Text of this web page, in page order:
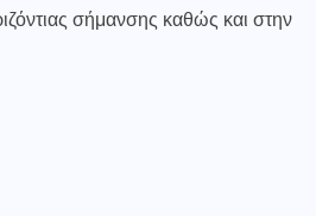
σήμανσης καθώς και στην